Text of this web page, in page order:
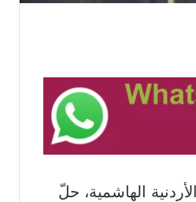
الهاشمية، حلّ